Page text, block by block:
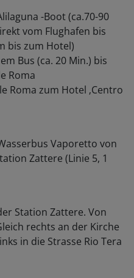
-Boot (ca.70-90
vom Flughafen bis
bis zum Hotel)
Bus (ca. 20 Min.) bis
Roma
Roma zum Hotel ‚Centro
Vaporetto von
Zattere (Linie 5, 1
Station Zattere. Von
rechts an der Kirche
in die Strasse Rio Tera